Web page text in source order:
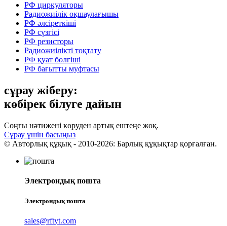
РФ циркуляторы
Радиожиілік оқшаулағышы
РФ әлсіреткіші
РФ сүзгісі
РФ резисторы
Радиожиілікті тоқтату
РФ қуат бөлгіші
РФ бағытты муфтасы
сұрау жіберу:
көбірек білуге ​​дайын
Соңғы нәтижені көруден артық ештеңе жоқ.
Сұрау үшін басыңыз
© Авторлық құқық - 2010-2026: Барлық құқықтар қорғалған.
Электрондық пошта
Электрондық пошта
sales@rftyt.com